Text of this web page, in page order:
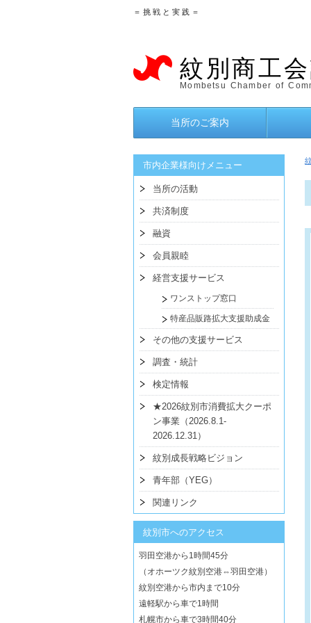
＝ 挑 戦 と 実 践 ＝
紋別商工
Mombetsu Chamber of
当所のご案内
市内企業様向けメニュー
当所の活動
共済制度
融資
会員親睦
経営支援サービス
ワンストップ窓口
特産品販路拡大支援助成金
その他の支援サービス
調査・統計
検定情報
★2026紋別市消費拡大クーポ
ン事業（2026.8.1-
2026.12.31）
紋別成長戦略ビジョン
青年部（YEG）
関連リンク
紋別市へのアクセス
羽田空港から1時間45分
（オホーツク紋別空港⇔羽田空港）
紋別空港から市内まで10分
遠軽駅から車で1時間
札幌市から車で3時間40分